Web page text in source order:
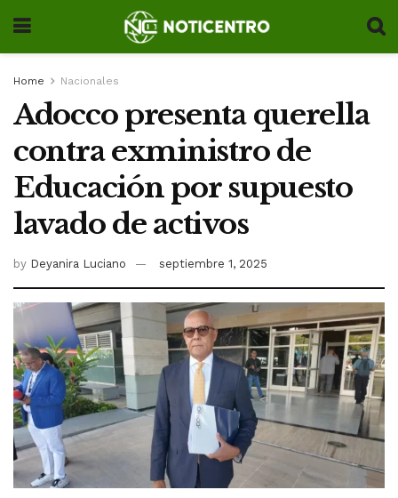
Home Nacionales
Adocco presenta querella
contra exministro de
Educación por supuesto
lavado de activos
by Deyanira Luciano septiembre 1, 2025